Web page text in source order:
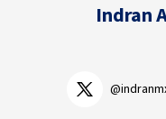
Indran